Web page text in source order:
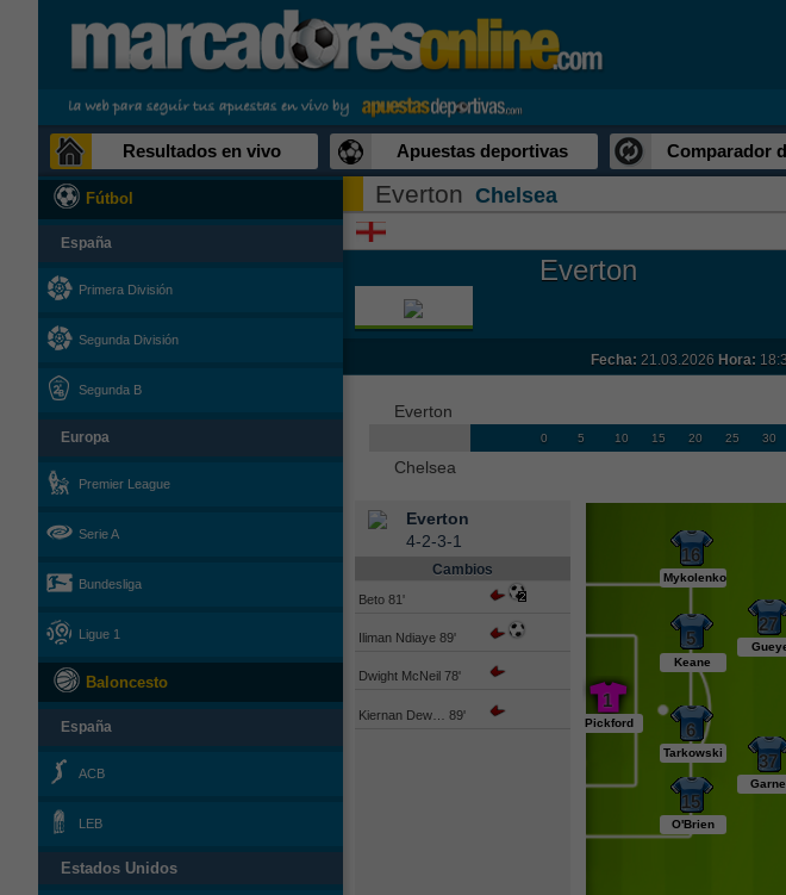
Resultados en vivo Apuestas deportivas Comparador
Fútbol
España
Primera División
Segunda División
Segunda B
Europa
Premier League
Serie A
Bundesliga
Ligue 1
Baloncesto
España
ACB
LEB
Estados Unidos
Everton Chelsea
Everton
Fecha: 21.03.2026 Hora:
Everton
0 5 10 15 20 25 30
Chelsea
Everton
4-2-3-1
Cambios
Beto 81'
Iliman Ndiaye 89'
Dwight McNeil 78'
Kiernan Dew… 89'
16
Mykolenko
27
5
Keane
1
Pickford 6
Tarkowski 37
15
O'Brien